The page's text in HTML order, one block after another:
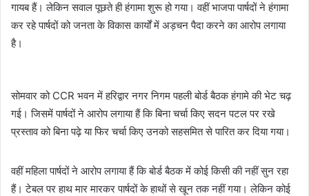
गायब हैं। लेकिन सवाल पूछते ही हंगामा शुरू हो गया। वहीं भाजपा पार्षदों ने हंगामा
कर रहे पार्षदों को जनता के विकास कार्यों में अड़चन पैदा करने का आरोप लगाया
है।
सोमवार को CCR भवन में हरिद्वार नगर निगम पहली बोर्ड बैठक हंगामे की भेट चढ़
गई। जिसमें पार्षदों ने आरोप लगाया हैं कि बिना चर्चा किए सदन पटल पर रखे
प्रस्ताव को बिना पढ़े या फिर चर्चा किए उनको सहसमित से पारित कर दिया गया।
वहीं महिला पार्षदों ने आरोप लगाया हैं कि बोर्ड बैठक में कोई किसी की नहीं सुन रहा
हैं। टेबल पर हाथ मार मारकर पार्षदों के हाथों से खून तक नहीं गया। लेकिन कोई